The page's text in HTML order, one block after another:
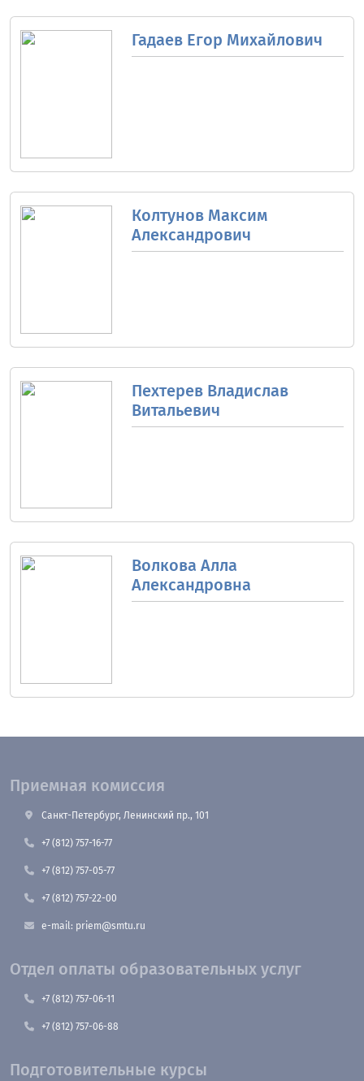
Гадаев Егор Михайлович
Колтунов Максим
Александрович
Пехтерев Владислав
Витальевич
Волкова Алла
Александровна
Приемная комиссия
Санкт-Петербург, Ленинский пр., 101
+7 (812) 757-16-77
+7 (812) 757-05-77
+7 (812) 757-22-00
e-mail: priem@smtu.ru
Отдел оплаты образовательных услуг
+7 (812) 757-06-11
+7 (812) 757-06-88
Подготовительные курсы